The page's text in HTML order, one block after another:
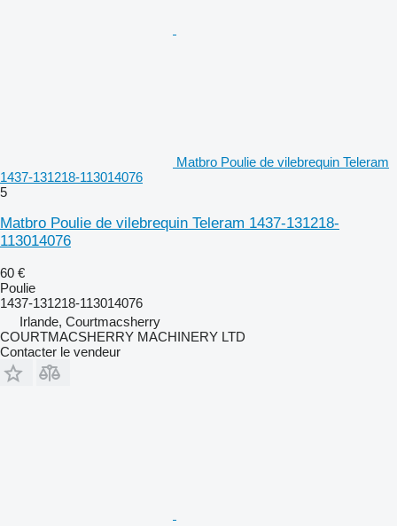
Matbro Poulie de vilebrequin Teleram
1437-131218-113014076
5
Matbro Poulie de vilebrequin Teleram 1437-131218-
113014076
60 €
Poulie
1437-131218-113014076
Irlande, Courtmacsherry
COURTMACSHERRY MACHINERY LTD
Contacter le vendeur